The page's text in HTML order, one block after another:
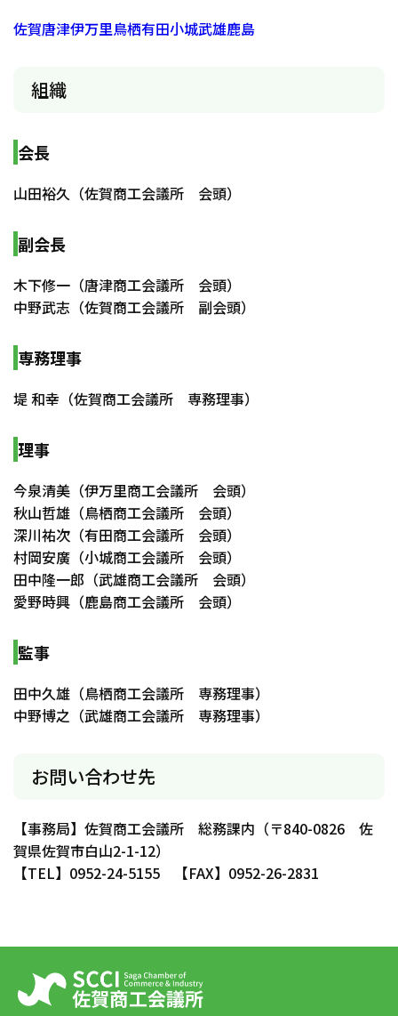
佐賀唐津伊万里鳥栖有田小城武雄鹿島
組織
会長
山田裕久（佐賀商工会議所 会頭）
副会長
木下修一（唐津商工会議所 会頭）
中野武志（佐賀商工会議所 副会頭）
専務理事
堤 和幸（佐賀商工会議所 専務理事）
理事
今泉清美（伊万里商工会議所 会頭）
秋山哲雄（鳥栖商工会議所 会頭）
深川祐次（有田商工会議所 会頭）
村岡安廣（小城商工会議所 会頭）
田中隆一郎（武雄商工会議所 会頭）
愛野時興（鹿島商工会議所 会頭）
監事
田中久雄（鳥栖商工会議所 専務理事）
中野博之（武雄商工会議所 専務理事）
お問い合わせ先
【事務局】佐賀商工会議所 総務課内（〒840-0826 佐
賀県佐賀市白山2-1-12）
【TEL】0952-24-5155 【FAX】0952-26-2831